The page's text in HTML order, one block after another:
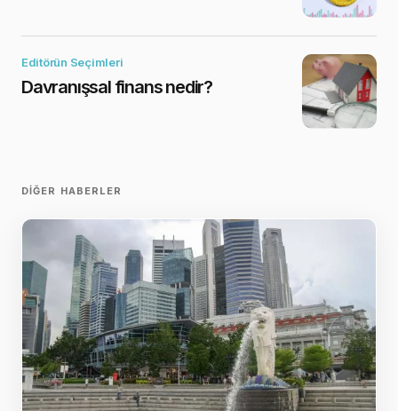
Editörün Seçimleri
Davranışsal finans nedir?
DIĞER HABERLER